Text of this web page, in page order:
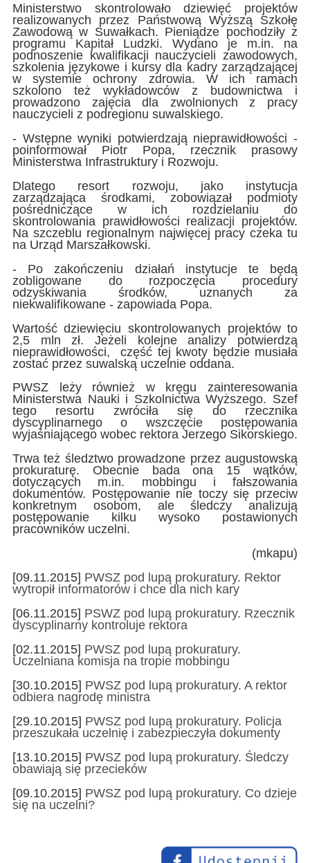
Ministerstwo skontrolowało dziewięć projektów
realizowanych przez Państwową Wyższą Szkołę
Zawodową w Suwałkach. Pieniądze pochodziły z
programu Kapitał Ludzki. Wydano je m.in. na
podnoszenie kwalifikacji nauczycieli zawodowych,
szkolenia językowe i kursy dla kadry zarządzającej
w systemie ochrony zdrowia. W ich ramach
szkolono też wykładowców z budownictwa i
prowadzono zajęcia dla zwolnionych z pracy
nauczycieli z podregionu suwalskiego.
- Wstępne wyniki potwierdzają nieprawidłowości -
poinformował Piotr Popa, rzecznik prasowy
Ministerstwa Infrastruktury i Rozwoju.
Dlatego resort rozwoju, jako instytucja
zarządzająca środkami, zobowiązał podmioty
pośredniczące w ich rozdzielaniu do
skontrolowania prawidłowości realizacji projektów.
Na szczeblu regionalnym najwięcej pracy czeka tu
na Urząd Marszałkowski.
- Po zakończeniu działań instytucje te będą
zobligowane do rozpoczęcia procedury
odzyskiwania środków, uznanych za
niekwalifikowane - zapowiada Popa.
Wartość dziewięciu skontrolowanych projektów to
2,5 mln zł. Jeżeli kolejne analizy potwierdzą
nieprawidłowości, część tej kwoty będzie musiała
zostać przez suwalską uczelnie oddana.
PWSZ leży również w kręgu zainteresowania
Ministerstwa Nauki i Szkolnictwa Wyższego. Szef
tego resortu zwróciła się do rzecznika
dyscyplinarnego o wszczęcie postępowania
wyjaśniającego wobec rektora Jerzego Sikorskiego.
Trwa też śledztwo prowadzone przez augustowską
prokuraturę. Obecnie bada ona 15 wątków,
dotyczących m.in. mobbingu i fałszowania
dokumentów. Postępowanie nie toczy się przeciw
konkretnym osobom, ale śledczy analizują
postępowanie kilku wysoko postawionych
pracowników uczelni.
(mkapu)
[09.11.2015] PWSZ pod lupą prokuratury. Rektor
wytropił informatorów i chce dla nich kary
[06.11.2015] PSWZ pod lupą prokuratury. Rzecznik
dyscyplinarny kontroluje rektora
[02.11.2015] PWSZ pod lupą prokuratury.
Uczelniana komisja na tropie mobbingu
[30.10.2015] PWSZ pod lupą prokuratury. A rektor
odbiera nagrodę ministra
[29.10.2015] PWSZ pod lupą prokuratury. Policja
przeszukała uczelnię i zabezpieczyła dokumenty
[13.10.2015] PWSZ pod lupą prokuratury. Śledczy
obawiają się przecieków
[09.10.2015] PWSZ pod lupą prokuratury. Co dzieje
się na uczelni?